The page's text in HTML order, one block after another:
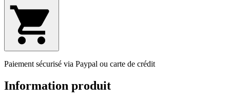
Paiement sécurisé via Paypal ou carte de crédit
Information produit